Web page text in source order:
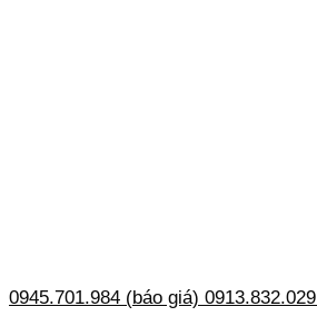
0945.701.984 (báo giá)